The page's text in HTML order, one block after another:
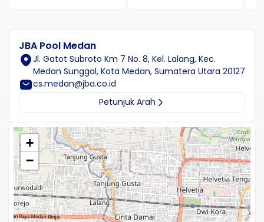
JBA Pool Medan
Jl. Gatot Subroto Km 7 No. 8, Kel. Lalang, Kec.
Medan Sunggal, Kota Medan, Sumatera Utara 20127
cs.medan@jba.co.id
Petunjuk Arah
+
−